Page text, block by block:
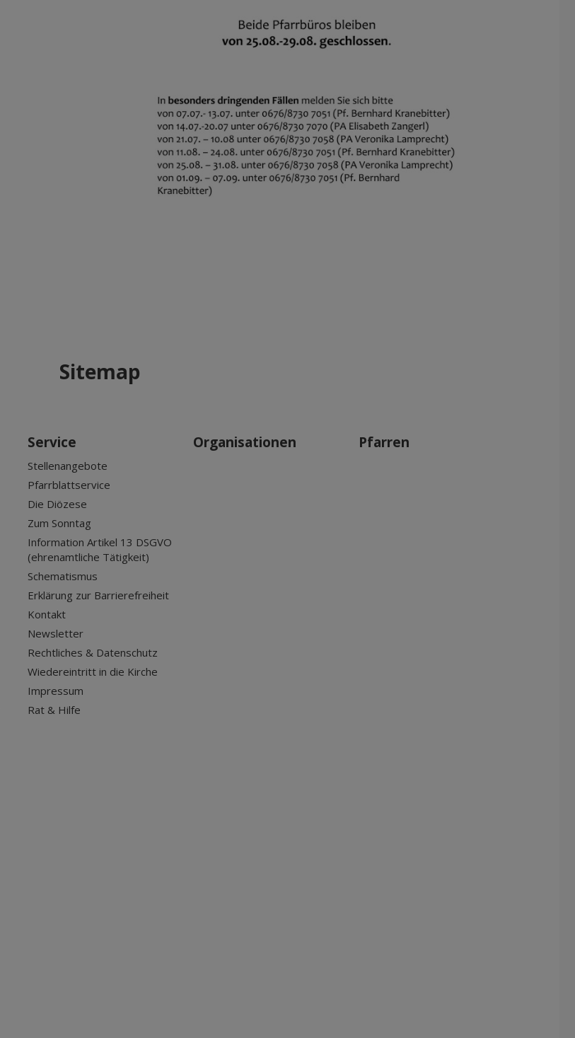
Sitemap
Service
Stellenangebote
Pfarrblattservice
Die Diözese
Zum Sonntag
Information Artikel 13 DSGVO
(ehrenamtliche Tätigkeit)
Schematismus
Erklärung zur Barrierefreiheit
Kontakt
Newsletter
Rechtliches & Datenschutz
Wiedereintritt in die Kirche
Impressum
Rat & Hilfe
Organisationen Pfarren